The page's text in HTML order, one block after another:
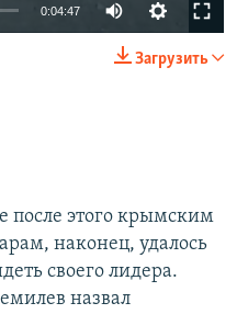
0:04:47
Загрузить
после этого крымским
наконец, удалось
своего лидера.
назвал